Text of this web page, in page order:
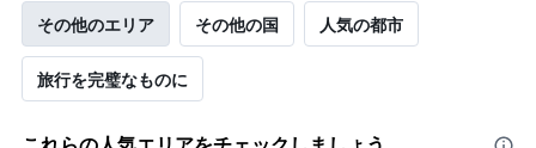
し
て
い
ま
す
その他のエリア その他の国 人気の都市
旅行を完璧なものに